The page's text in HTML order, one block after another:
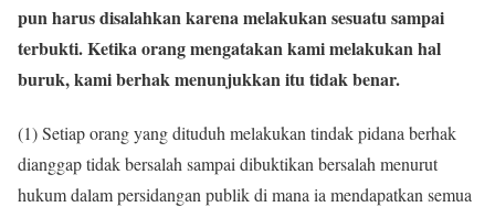
pun harus disalahkan karena melakukan sesuatu sampai
terbukti. Ketika orang mengatakan kami melakukan hal
buruk, kami berhak menunjukkan itu tidak benar.
(1) Setiap orang yang dituduh melakukan tindak pidana berhak
dianggap tidak bersalah sampai dibuktikan bersalah menurut
hukum dalam persidangan publik di mana ia mendapatkan semua